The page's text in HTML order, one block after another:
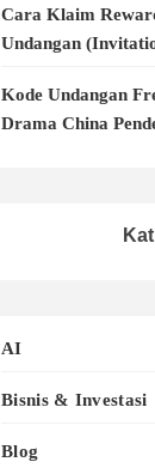
Cara Klaim
Undangan
Kode Undangan
Drama China
AI
Bisnis & Investasi
Blog